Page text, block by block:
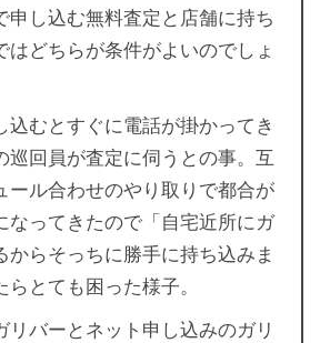
申し込む無料査定と店舗に持ち
はどちらが条件がよいのでしょ
込むとすぐに電話が掛かってき
巡回員が査定に伺うとの事。互
ール合わせのやり取りで都合が
なってきたので「自宅近所にガ
からそっちに勝手に持ち込みま
らとても困った様子。
リバーとネット申し込みのガリ